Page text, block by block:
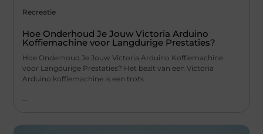
Recreatie
Hoe Onderhoud Je Jouw Victoria Arduino
Koffiemachine voor Langdurige Prestaties?
Hoe Onderhoud Je Jouw Victoria Arduino Koffiemachine
voor Langdurige Prestaties? Het bezit van een Victoria
Arduino koffiemachine is een trots